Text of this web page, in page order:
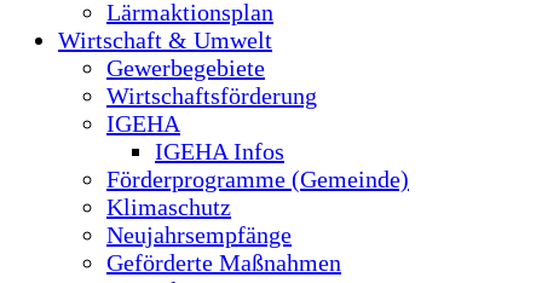
Lärmaktionsplan
Wirtschaft & Umwelt
Gewerbegebiete
Wirtschaftsförderung
IGEHA
IGEHA Infos
Förderprogramme (Gemeinde)
Klimaschutz
Neujahrsempfänge
Geförderte Maßnahmen